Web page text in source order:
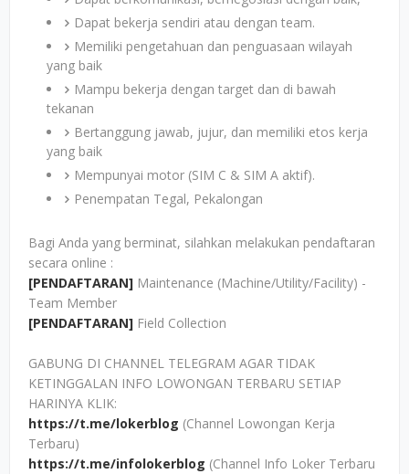
Dapat bekerja sendiri atau dengan team.
Memiliki pengetahuan dan penguasaan wilayah
yang baik
Mampu bekerja dengan target dan di bawah
tekanan
Bertanggung jawab, jujur, dan memiliki etos kerja
yang baik
Mempunyai motor (SIM C & SIM A aktif).
Penempatan Tegal, Pekalongan
Bagi Anda yang berminat, silahkan melakukan pendaftaran
secara online :
[PENDAFTARAN] Maintenance (Machine/Utility/Facility) -
Team Member
[PENDAFTARAN] Field Collection
GABUNG DI CHANNEL TELEGRAM AGAR TIDAK
KETINGGALAN INFO LOWONGAN TERBARU SETIAP
HARINYA KLIK:
https://t.me/lokerblog (Channel Lowongan Kerja
Terbaru)
https://t.me/infolokerblog (Channel Info Loker Terbaru